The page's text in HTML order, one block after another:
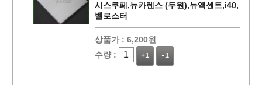
시스쿠페,뉴카렌스 (두원),뉴액센트,i40,
벨로스터
상품가 : 6,200원
수량 :
+1 -1